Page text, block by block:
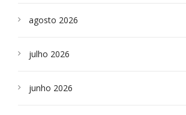
agosto 2026
julho 2026
junho 2026